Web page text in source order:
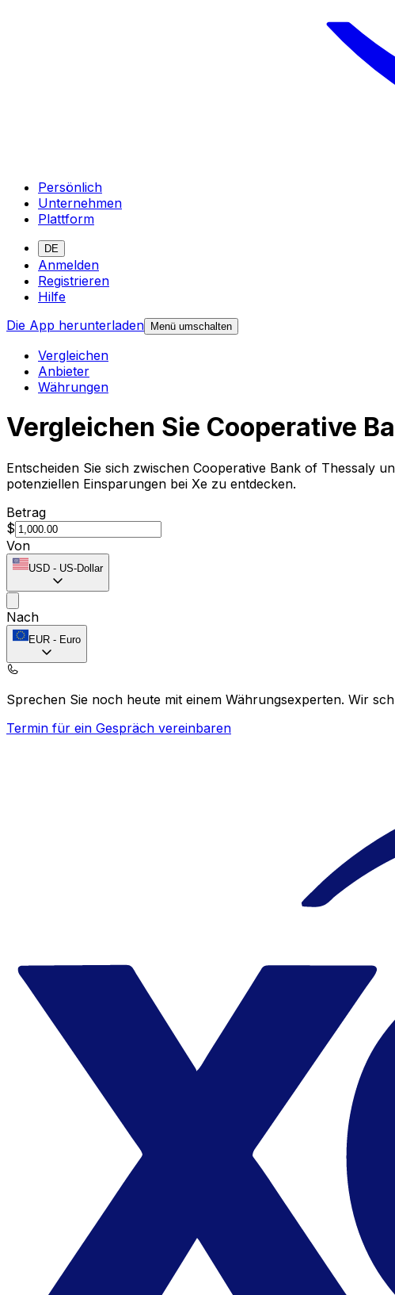
Persönlich
Unternehmen
Plattform
DE
Anmelden
Registrieren
Hilfe
Die App herunterladen Menü umschalten
Vergleichen
Anbieter
Währungen
Vergleichen Sie Cooperative
Entscheiden Sie sich zwischen Cooperative Bank of Thessaly
potenziellen Einsparungen bei Xe zu entdecken.
Betrag
$
Von
USD - US-Dollar
Nach
EUR - Euro
Sprechen Sie noch heute mit einem Währungsexperten. Wir
Termin für ein Gespräch vereinbaren